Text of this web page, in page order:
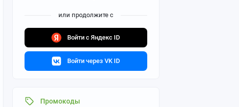
или продолжите с
Войти с Яндекс ID
Войти через VK ID
Промокоды